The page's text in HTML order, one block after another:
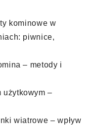
kominowe w
piwnice,
– metody i
użytkowym –
wiatrowe – wpływ